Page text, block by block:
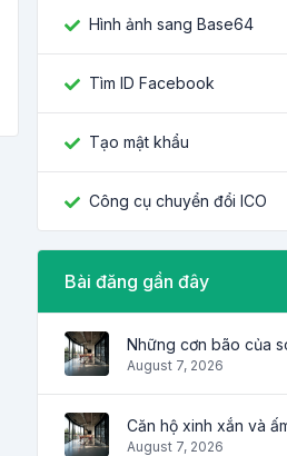
Hình ảnh sang Base64
Tìm ID Facebook
Tạo mật khẩu
Công cụ chuyển đổi ICO
Bài đăng gần đây
August 7, 2026
August 7, 2026